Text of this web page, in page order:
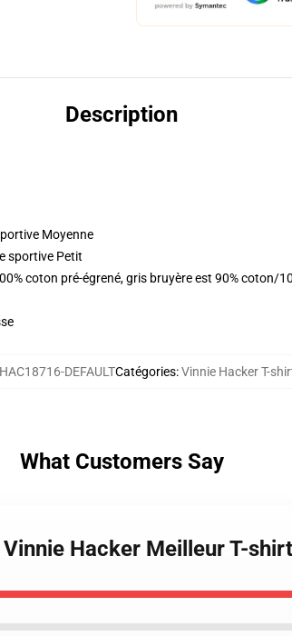
Description
Moyenne
sportive Petit
coton pré-égrené, gris bruyère est 90% coton/
DEFAULTCatégories:Vinnie Hacker T-
What Customers Say
Hacker Meilleur T-